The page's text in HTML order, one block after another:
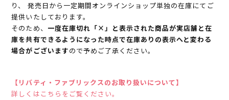
り、 発売日から一定期間オンラインショップ単独の在庫にてご
提供いたしております。
そのため、 一度在庫切れ「×」と表示された商品が実店舗と在
庫を共有できるようになった時点で在庫ありの表示へと変わる
場合がございますので予めご了承ください。
【リバティ・ファブリックスのお取り扱いについて】
詳しくはこちらをご覧ください。